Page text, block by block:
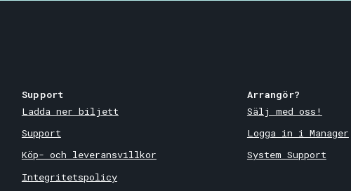
Support
Ladda ner biljett
Support
Köp- och leveransvillkor
Integritetspolicy
Arrangör?
Sälj med oss!
Logga in i Manager
System Support